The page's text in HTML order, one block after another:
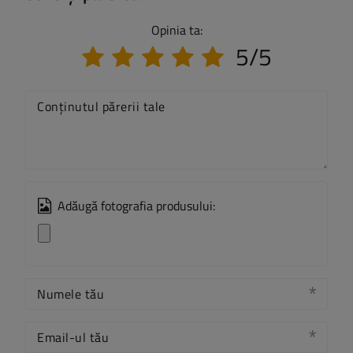
Opinia ta:
5/5
Conținutul părerii tale
Adăugă fotografia produsului:
Numele tău
Email-ul tău